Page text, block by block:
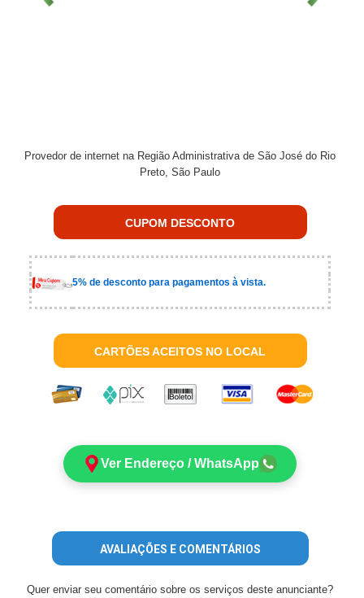
Provedor de internet na Região Administrativa de São José do Rio
Preto, São Paulo
CUPOM DESCONTO
5% de desconto para pagamentos à vista.
CARTÕES ACEITOS NO LOCAL
Ver Endereço / WhatsApp
AVALIAÇÕES E COMENTÁRIOS
Quer enviar seu comentário sobre os serviços deste anunciante?